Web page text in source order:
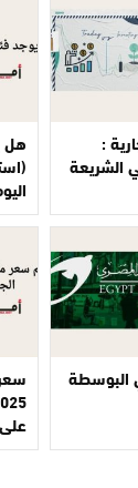
:
الشريعة
في البوسطة